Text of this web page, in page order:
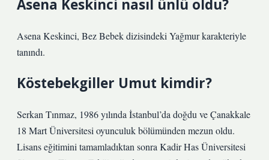
Asena Keskinci nasıl ünlü oldu?
Asena Keskinci, Bez Bebek dizisindeki Yağmur karakteriyle
tanındı.
Köstebekgiller Umut kimdir?
Serkan Tınmaz, 1986 yılında İstanbul’da doğdu ve Çanakkale
18 Mart Üniversitesi oyunculuk bölümünden mezun oldu.
Lisans eğitimini tamamladıktan sonra Kadir Has Üniversitesi